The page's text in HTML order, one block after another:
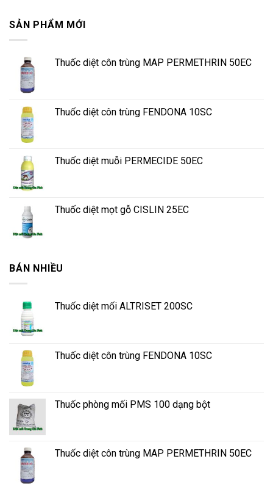
SẢN PHẨM MỚI
Thuốc diệt côn trùng MAP PERMETHRIN 50EC
Thuốc diệt côn trùng FENDONA 10SC
Thuốc diệt muỗi PERMECIDE 50EC
Thuốc diệt mọt gỗ CISLIN 25EC
BÁN NHIỀU
Thuốc diệt mối ALTRISET 200SC
Thuốc diệt côn trùng FENDONA 10SC
Thuốc phòng mối PMS 100 dạng bột
Thuốc diệt côn trùng MAP PERMETHRIN 50EC